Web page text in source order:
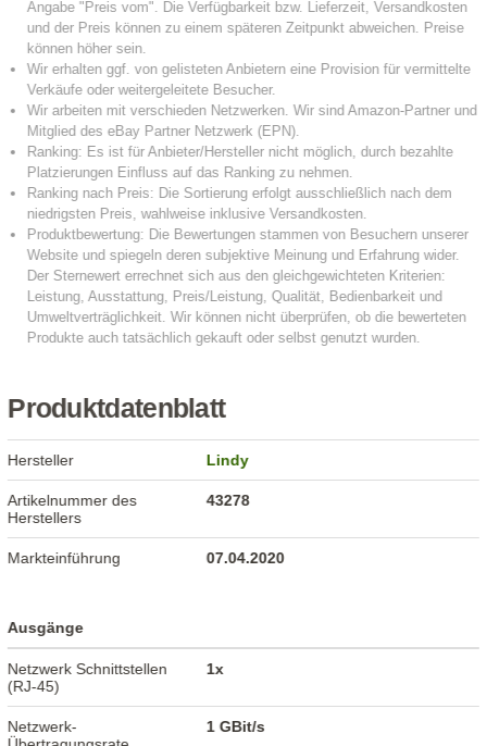
Produktdatenblatt
Hersteller Lindy
Artikelnummer des
Herstellers
43278
Markteinführung 07.04.2020
Ausgänge
Netzwerk Schnittstellen
(RJ-45)
1x
Netzwerk-
1 GBit/s